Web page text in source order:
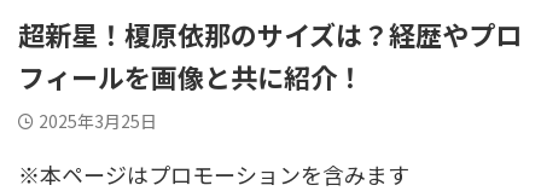
超新星！榎原依那のサイズは？経歴やプロ
フィールを画像と共に紹介！
2025年3月25日
※本ページはプロモーションを含みます